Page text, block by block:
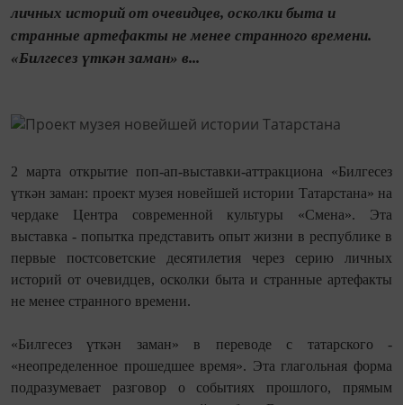
личных историй от очевидцев, осколки быта и
странные артефакты не менее странного времени.
«Билгесез үткән заман» в...
2 марта открытие поп-ап-выставки-аттракциона «Билгесез
үткән заман: проект музея новейшей истории Татарстана» на
чердаке Центра современной культуры «Смена». Эта
выставка - попытка представить опыт жизни в республике в
первые постсоветские десятилетия через серию личных
историй от очевидцев, осколки быта и странные артефакты
не менее странного времени.
«Билгесез үткән заман» в переводе с татарского -
«неопределенное прошедшее время». Эта глагольная форма
подразумевает разговор о событиях прошлого, прямым